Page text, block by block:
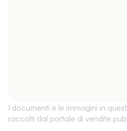
I documenti e le immagini in
raccolti dal portale di vendite